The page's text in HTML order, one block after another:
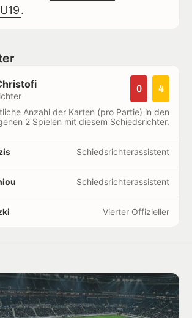
.
0 4
Anzahl der Karten (pro Partie) in den
2 Spielen mit diesem Schiedsrichter.
Schiedsrichterassistent
Schiedsrichterassistent
Vierter Offizieller